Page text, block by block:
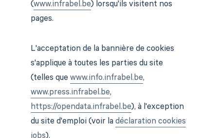
(www.infrabel.be) lorsqu'ils visitent nos
pages.
L'acceptation de la bannière de cookies
s'applique à toutes les parties du site
(telles que www.info.infrabel.be,
www.press.infrabel.be,
https://opendata.infrabel.be), à l'exception
du site d'emploi (voir la déclaration cookies